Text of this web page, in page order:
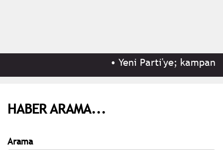
Yeni Parti'ye;
HABER ARAMA...
Arama